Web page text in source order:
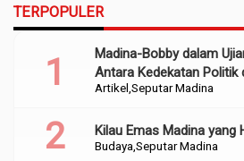
TERPOPULER
Artikel Seputar Madina
Madina-Bobby dalam
Antara Kedekatan Politik
Perencanaan
Budaya Seputar Madina
Kilau Emas Madina yang